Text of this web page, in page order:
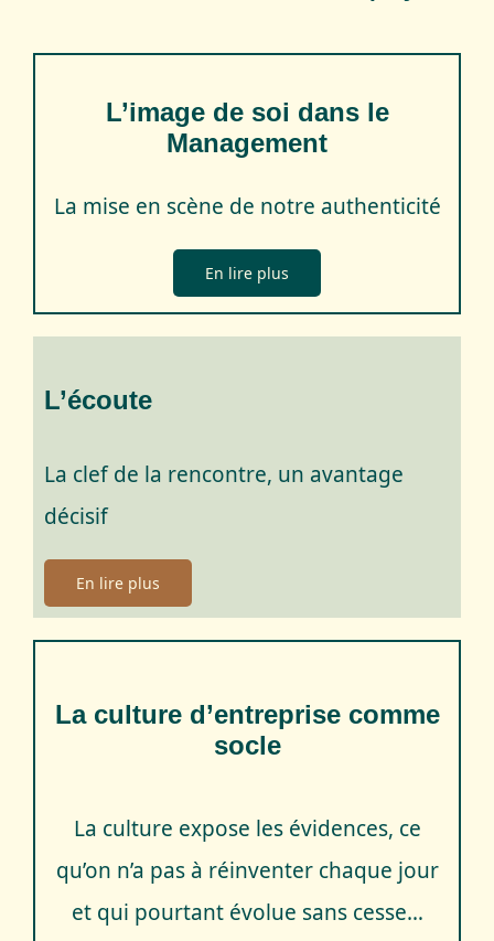
L’image de soi dans le
Management
La mise en scène de notre authenticité
En lire plus
L’écoute
La clef de la rencontre, un avantage
décisif
En lire plus
La culture d’entreprise comme
socle
La culture expose les évidences, ce
qu’on n’a pas à réinventer chaque jour
et qui pourtant évolue sans cesse…